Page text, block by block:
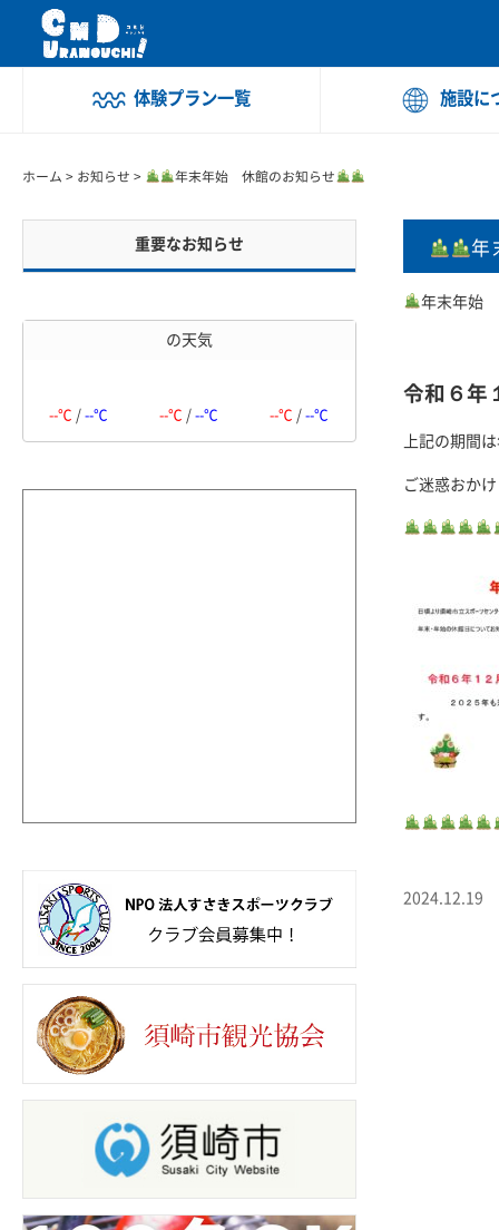
体験プラン一覧 施設に
ホーム > お知らせ > 年末年始 休館のお知らせ
年
年末年始
令和６年
上記の期間
ご迷惑おか
2024.12.19
重要なお知らせ
の天気
--℃ /--℃ --℃ /--℃ --℃ /--℃